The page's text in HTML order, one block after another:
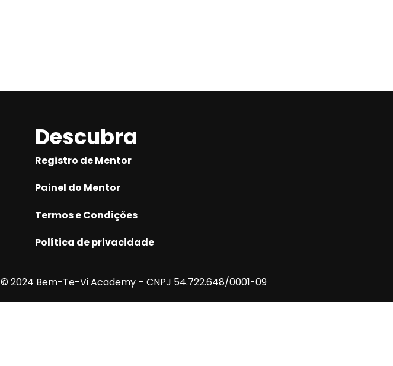
Descubra
Registro de Mentor
Painel do Mentor
Termos e Condições
Política de privacidade
© 2024 Bem-Te-Vi Academy – CNPJ 54.722.648/0001-09